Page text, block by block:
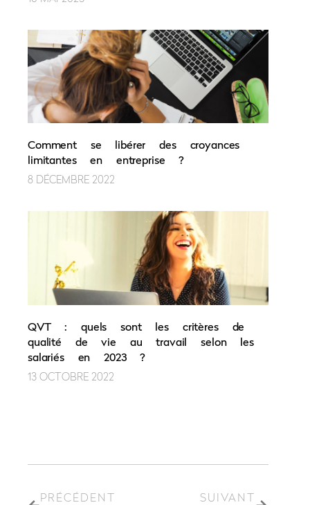
Comment se libérer des croyances
limitantes en entreprise ?
8 DÉCEMBRE 2022
QVT : quels sont les critères de
qualité de vie au travail selon les
salariés en 2023 ?
13 OCTOBRE 2022
PRÉCÉDENT SUIVANT